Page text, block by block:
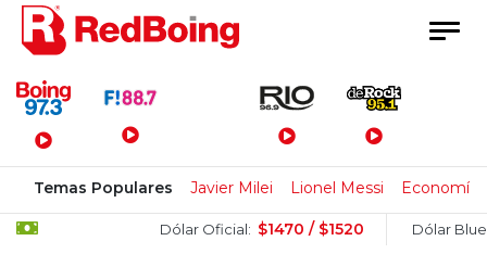
Menú Principal
Temas Populares Javier Milei Lionel Messi Economía
Dólar Oficial: $1470 / $1520 Dólar Blue: